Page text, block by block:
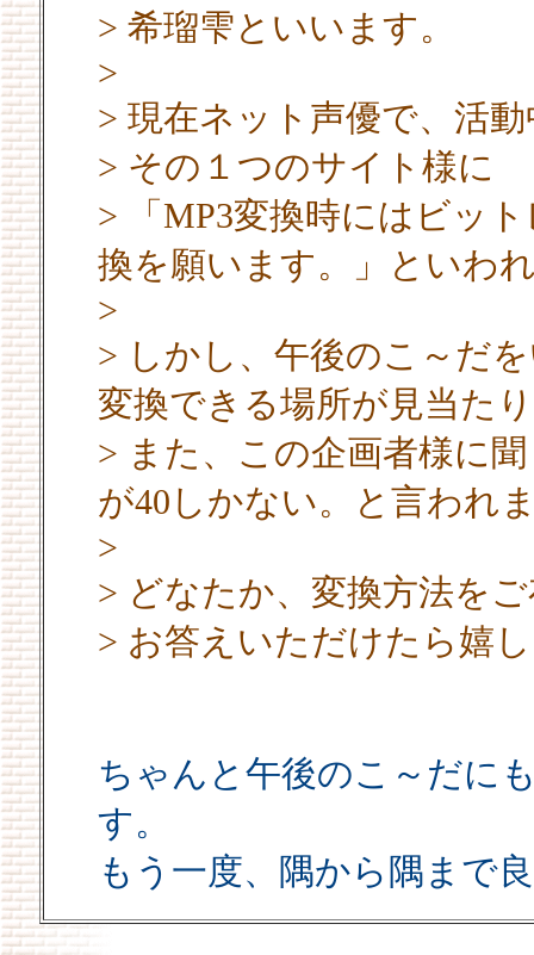
> 希瑠雫といいます。
>
> 現在ネット声優で、活
> その１つのサイト様に
> 「MP3変換時にはビッ
換を願います。」といわ
>
> しかし、午後のこ～だ
変換できる場所が見当た
> また、この企画者様に
が40しかない。と言われ
>
> どなたか、変換方法を
> お答えいただけたら嬉
ちゃんと午後のこ～だに
す。
もう一度、隅から隅まで